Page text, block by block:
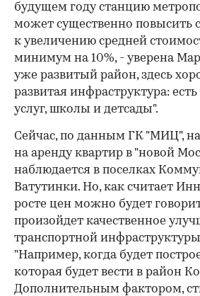
будущем году станцию
может существенно повысить
к увеличению средней
минимум на 10%, - уверена
уже развитый район, здесь
развитая инфраструктура:
услуг, школы и детсады".
Сейчас, по данным ГК "МИЦ",
на аренду квартир в "новой
наблюдается в поселках
Ватутинки. Но, как считает
росте цен можно будет
произойдет качественное
транспортной
"Например, когда будет
которая будет вести в район
Дополнительным фактором,